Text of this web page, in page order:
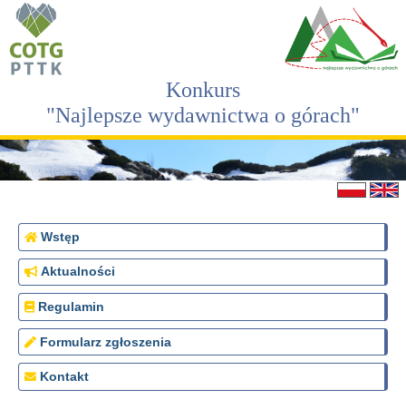
Konkurs
"Najlepsze wydawnictwa o górach"
Wstęp
Aktualności
Regulamin
Formularz zgłoszenia
Kontakt